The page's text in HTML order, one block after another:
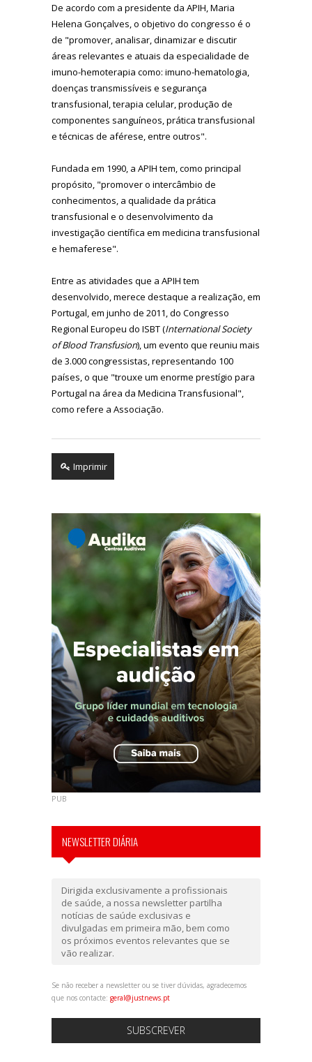
De acordo com a presidente da APIH, Maria
Helena Gonçalves, o objetivo do congresso é o
de "promover, analisar, dinamizar e discutir
áreas relevantes e atuais da especialidade de
imuno-hemoterapia como: imuno-hematologia,
doenças transmissíveis e segurança
transfusional, terapia celular, produção de
componentes sanguíneos, prática transfusional
e técnicas de aférese, entre outros".
Fundada em 1990, a APIH tem, como principal
propósito, "promover o intercâmbio de
conhecimentos, a qualidade da prática
transfusional e o desenvolvimento da
investigação científica em medicina transfusional
e hemaferese".
Entre as atividades que a APIH tem
desenvolvido, merece destaque a realização, em
Portugal, em junho de 2011, do Congresso
Regional Europeu do ISBT (International Society
of Blood Transfusion), um evento que reuniu mais
de 3.000 congressistas, representando 100
países, o que "trouxe um enorme prestígio para
Portugal na área da Medicina Transfusional",
como refere a Associação.
Imprimir
PUB
NEWSLETTER DIÁRIA
Dirigida exclusivamente a profissionais
de saúde, a nossa newsletter partilha
notícias de saúde exclusivas e
divulgadas em primeira mão, bem como
os próximos eventos relevantes que se
vão realizar.
Se não receber a newsletter ou se tiver dúvidas, agradecemos
que nos contacte: geral@justnews.pt
SUBSCREVER